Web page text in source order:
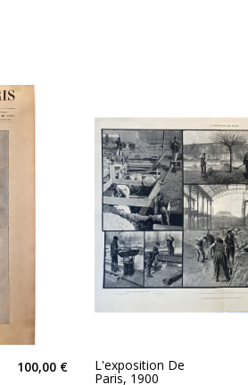
100,00 € L'exposition De
Paris, 1900